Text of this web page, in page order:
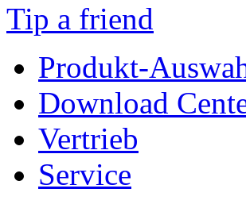
Tip a friend
Produkt-
Download
Vertrieb
Service